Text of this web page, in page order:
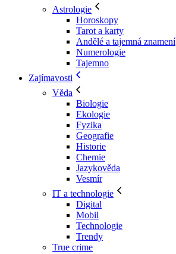
Astrologie
Horoskopy
Tarot a karty
Andělé a tajemná znamení
Numerologie
Tajemno
Zajímavosti
Věda
Biologie
Ekologie
Fyzika
Geografie
Historie
Chemie
Jazykověda
Vesmír
IT a technologie
Digital
Mobil
Technologie
Trendy
True crime